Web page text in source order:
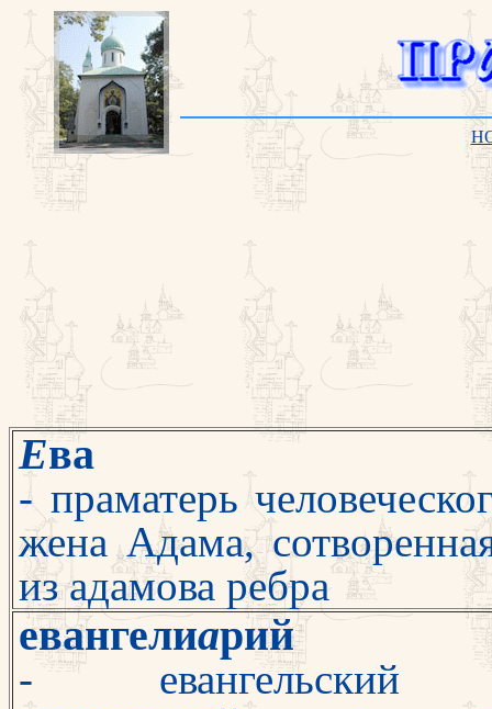
Ева
- праматерь
жена Адама,
из адамова ребра
евангелиарий
- евангельский